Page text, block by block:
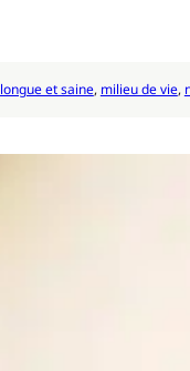
longue et saine, milieu de vie,